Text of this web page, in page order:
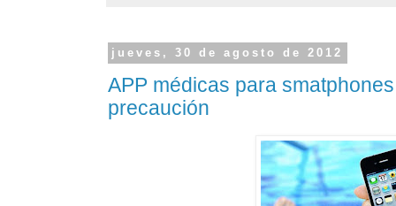
jueves, 30 de agosto de 2012
APP médicas para
precaución